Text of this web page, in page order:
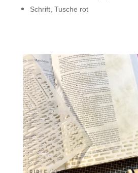
Schrift, Tusche rot